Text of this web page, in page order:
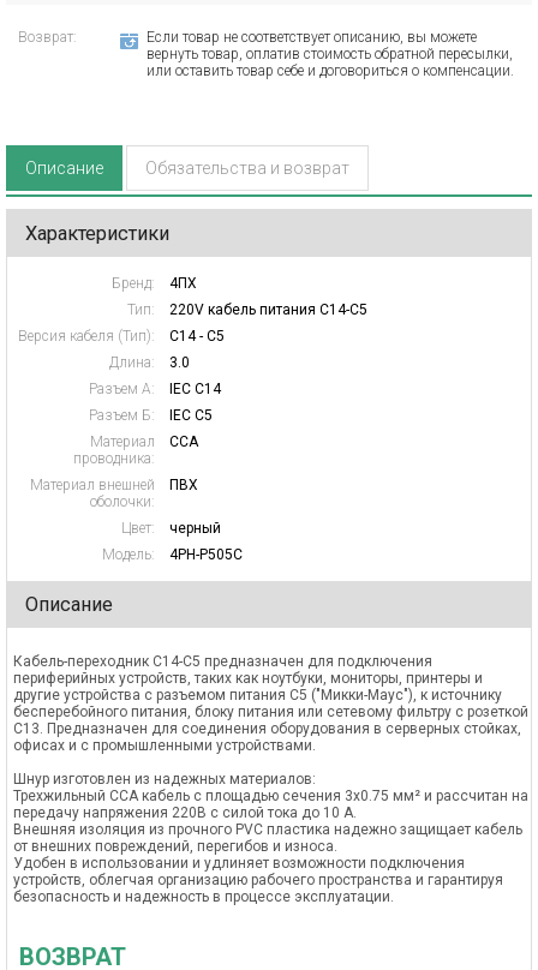
Возврат:
Если товар не соответствует описанию, вы можете
вернуть товар, оплатив стоимость обратной пересылки,
или оставить товар себе и договориться о компенсации.
Описание Обязательства и возврат
Характеристики
Бренд:
4ПХ
Тип:
220V кабель питания C14-C5
Версия кабеля (Тип):
C14 - C5
Длина:
3.0
Разъем А:
IEC C14
Разъем Б:
IEC C5
Материал
проводника:
CCA
Материал внешней
оболочки:
ПВХ
Цвет:
черный
Модель:
4PH-P505C
Описание
Кабель-переходник C14-C5 предназначен для подключения
периферийных устройств, таких как ноутбуки, мониторы, принтеры и
другие устройства с разъемом питания C5 ("Микки-Маус"), к источнику
бесперебойного питания, блоку питания или сетевому фильтру с розеткой
C13. Предназначен для соединения оборудования в серверных стойках,
офисах и с промышленными устройствами.
Шнур изготовлен из надежных материалов:
Трехжильный CCA кабель с площадью сечения 3x0.75 мм² и рассчитан на
передачу напряжения 220В с силой тока до 10 А.
Внешняя изоляция из прочного PVC пластика надежно защищает кабель
от внешних повреждений, перегибов и износа.
Удобен в использовании и удлиняет возможности подключения
устройств, облегчая организацию рабочего пространства и гарантируя
безопасность и надежность в процессе эксплуатации.
ВОЗВРАТ